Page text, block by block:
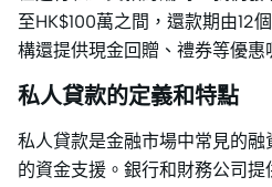
至HK$100萬之間，還款期由12
構還提供現金回贈、禮券等優惠
私人貸款的定義和特點
私人貸款是金融市場中常見的
的資金支援。銀行和財務公司